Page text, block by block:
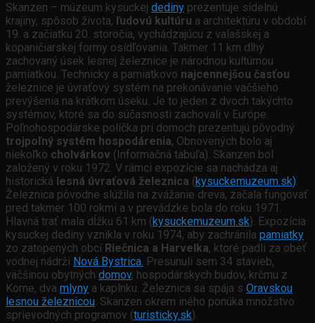
Skanzen – múzeum kysuckej dediny prezentuje sídelnú
krajiny, spôsob života, ľudovú kultúru a architektúru v období
19. a začiatku 20. storočia, vychádzajúcu z valašskej a
kopaničiarskej formy osídľovania. Takmer 11 km dlhý
zachovaný úsek lesnej železnice je národnou kultúrnou
pamiatkou. Technicky a pamiatkovo najcennejšou časťou
železnice je úvraťový systém na prekonávanie väčšieho
prevýšenia na krátkom úseku. Je to jeden z dvoch takýchto
systémov, ktoré sa do súčasnosti zachovali v Európe.
Poľnohospodárske políčka pri domoch prezentujú pôvodný
trojpoľný systém hospodárenia, Obnovených bolo aj
niekoľko cholvárkov (Informačná tabuľa). Skanzen bol
založený v roku 1972. V rámci expozície sa nachádza aj
historická lesná úvraťová železnica (kysuckemuzeum.sk).
Železnica pôvodne slúžila na zvážanie dreva, začala fungovať
pred takmer 100 rokmi a v prevádzke bola do roku 1971.
Hlavná trať mala dĺžku 61 km (kysuckemuzeum.sk). Expozícia
kysuckej dediny vznikla v roku 1974, aby zachránila pamiatky
zo zatopených obcí Riečnica a Harvelka, ktoré padli za obeť
vodnej nádrži Nová Bystrica. Presunuli sem 34 stavieb,
väčšinou obytných domov, hospodárskych budov, krčmu z
Korne, dva mlyny a kaplnku. Železnica sa spája s Oravskou
lesnou železnicou. Skanzen okrem iného ponúka množstvo
sprievodných programov (turisticky.sk).